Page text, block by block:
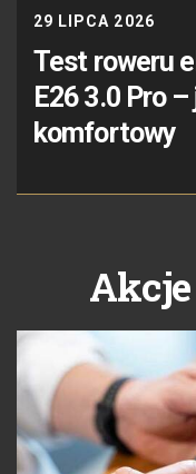
29 LIPCA 2026
Test roweru
E26 3.0 Pro
komfortowy